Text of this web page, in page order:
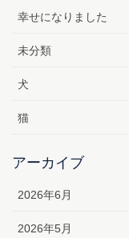
幸せになりました
未分類
犬
猫
アーカイブ
2026年6月
2026年5月